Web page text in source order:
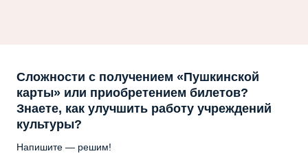
Сложности с получением «Пушкинской
карты» или приобретением билетов?
Знаете, как улучшить работу учреждений
культуры?
Напишите — решим!